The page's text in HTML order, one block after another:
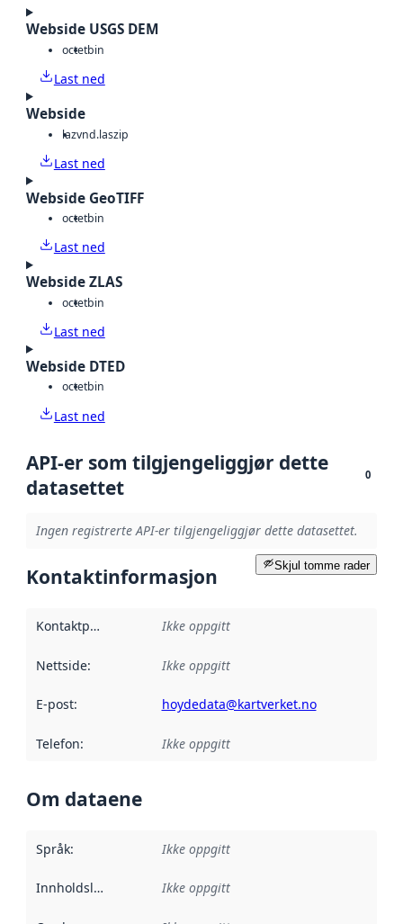
Webside USGS DEM
octetbin
Last ned
Webside
lazvnd.laszip
Last ned
Webside GeoTIFF
octetbin
Last ned
Webside ZLAS
octetbin
Last ned
Webside DTED
octetbin
Last ned
API-er som tilgjengeliggjør dette
datasettet
0
Ingen registrerte API-er tilgjengeliggjør dette datasettet.
Skjul tomme rader
Kontaktinformasjon
Kontaktpunkt Ikke oppgitt
Nettside: Ikke oppgitt
E-post: hoydedata@kartverket.no
Telefon: Ikke oppgitt
Om dataene
Språk: Ikke oppgitt
Innholdsleverandører :
Ikke oppgitt